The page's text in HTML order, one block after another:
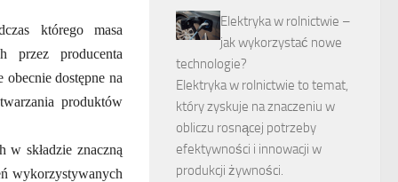
którego masa
przez producenta
dostępne na
produktów
w składzie znaczną
wykorzystywanych
Elektryka w rolnictwie –
jak wykorzystać nowe
technologie?
Elektryka w rolnictwie to temat,
który zyskuje na znaczeniu w
obliczu rosnącej potrzeby
efektywności i innowacji w
produkcji żywności.